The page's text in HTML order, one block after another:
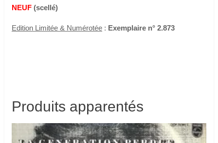
NEUF(scellé)
Edition Limitée & Numérotée: Exemplaire n° 2.873
Produits apparentés